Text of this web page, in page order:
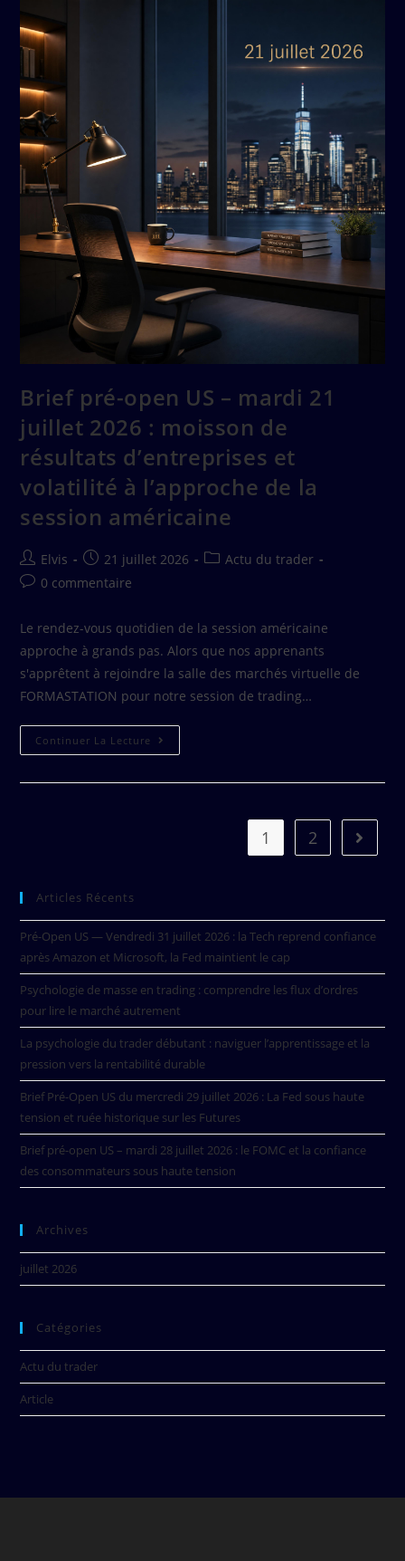
Brief pré-open US – mardi 21
juillet 2026 : moisson de
résultats d’entreprises et
volatilité à l’approche de la
session américaine
Elvis 21 juillet 2026
Actu du trader
0 commentaire
Le rendez-vous quotidien de la session américaine
approche à grands pas. Alors que nos apprenants
s'apprêtent à rejoindre la salle des marchés virtuelle de
FORMASTATION pour notre session de trading…
Continuer La Lecture
1 2
Articles Récents
Pré-Open US — Vendredi 31 juillet 2026 : la Tech reprend confiance
après Amazon et Microsoft, la Fed maintient le cap
Psychologie de masse en trading : comprendre les flux d’ordres
pour lire le marché autrement
La psychologie du trader débutant : naviguer l’apprentissage et la
pression vers la rentabilité durable
Brief Pré-Open US du mercredi 29 juillet 2026 : La Fed sous haute
tension et ruée historique sur les Futures
Brief pré-open US – mardi 28 juillet 2026 : le FOMC et la confiance
des consommateurs sous haute tension
Archives
juillet 2026
Catégories
Actu du trader
Article